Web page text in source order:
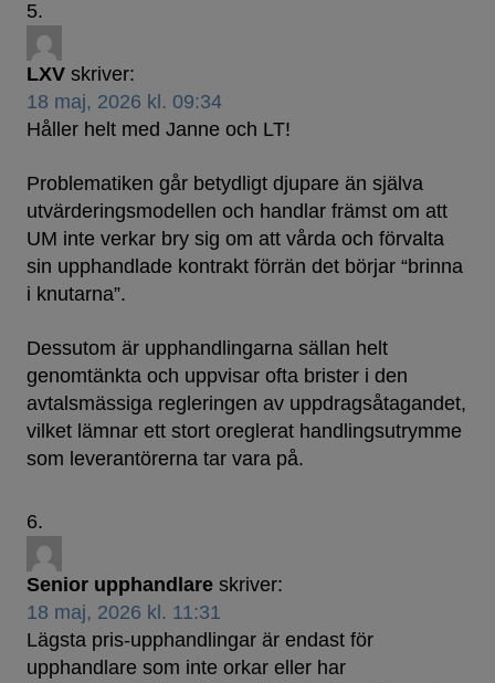
LXV skriver:
18 maj, 2026 kl. 09:34
Håller helt med Janne och LT!
Problematiken går betydligt djupare än själva
utvärderingsmodellen och handlar främst om att
UM inte verkar bry sig om att vårda och förvalta
sin upphandlade kontrakt förrän det börjar “brinna
i knutarna”.
Dessutom är upphandlingarna sällan helt
genomtänkta och uppvisar ofta brister i den
avtalsmässiga regleringen av uppdragsåtagandet,
vilket lämnar ett stort oreglerat handlingsutrymme
som leverantörerna tar vara på.
Senior upphandlare skriver:
18 maj, 2026 kl. 11:31
Lägsta pris-upphandlingar är endast för
upphandlare som inte orkar eller har